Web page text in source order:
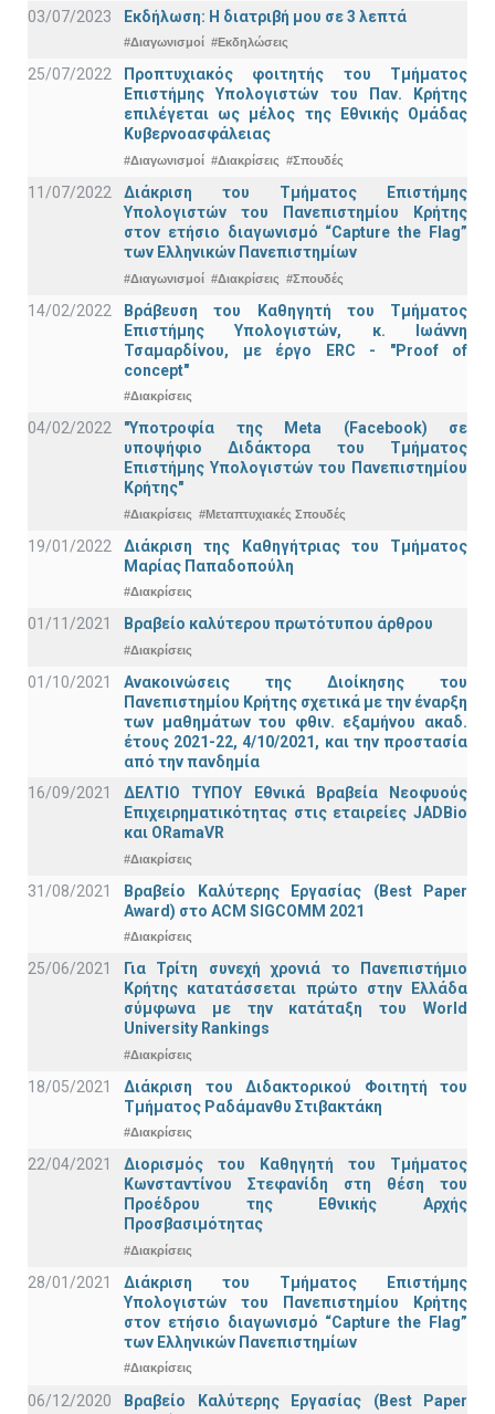
03/07/2023
Εκδήλωση: Η διατριβή μου σε 3 λεπτά
#Διαγωνισμοί #Εκδηλώσεις
25/07/2022
Προπτυχιακός φοιτητής του Τμήματος
Επιστήμης Υπολογιστών του Παν. Κρήτης
επιλέγεται ως μέλος της Εθνικής Ομάδας
Κυβερνοασφάλειας
#Διαγωνισμοί #Διακρίσεις #Σπουδές
11/07/2022
Διάκριση του Τμήματος Επιστήμης
Υπολογιστών του Πανεπιστημίου Κρήτης
στον ετήσιο διαγωνισμό “Capture the Flag”
των Ελληνικών Πανεπιστημίων
#Διαγωνισμοί #Διακρίσεις #Σπουδές
14/02/2022
Βράβευση του Καθηγητή του Τμήματος
Επιστήμης Υπολογιστών, κ. Ιωάννη
Τσαμαρδίνου, με έργο ERC - "Proof of
concept"
#Διακρίσεις
04/02/2022
"Υποτροφία της Meta (Facebook) σε
υποψήφιο Διδάκτορα του Τμήματος
Επιστήμης Υπολογιστών του Πανεπιστημίου
Κρήτης"
#Διακρίσεις #Μεταπτυχιακές Σπουδές
19/01/2022
Διάκριση της Καθηγήτριας του Τμήματος
Μαρίας Παπαδοπούλη
#Διακρίσεις
01/11/2021 Bραβείο καλύτερου πρωτότυπου άρθρου
#Διακρίσεις
01/10/2021
Ανακοινώσεις της Διοίκησης του
Πανεπιστημίου Κρήτης σχετικά με την έναρξη
των μαθημάτων του φθιν. εξαμήνου ακαδ.
έτους 2021-22, 4/10/2021, και την προστασία
από την πανδημία
16/09/2021
ΔΕΛΤΙΟ ΤΥΠΟΥ Εθνικά Βραβεία Νεοφυούς
Επιχειρηματικότητας στις εταιρείες JADBio
και ORamaVR
#Διακρίσεις
31/08/2021
Βραβείο Καλύτερης Εργασίας (Best Paper
Award) στο ACM SIGCOMM 2021
#Διακρίσεις
25/06/2021
Για Τρίτη συνεχή χρονιά το Πανεπιστήμιο
Κρήτης κατατάσσεται πρώτο στην Ελλάδα
σύμφωνα με την κατάταξη του World
University Rankings
#Διακρίσεις
18/05/2021
Διάκριση του Διδακτορικού Φοιτητή του
Τμήματος Ραδάμανθυ Στιβακτάκη
#Διακρίσεις
22/04/2021
Διορισμός του Καθηγητή του Τμήματος
Κωνσταντίνου Στεφανίδη στη θέση του
Προέδρου της Εθνικής Αρχής
Προσβασιμότητας
#Διακρίσεις
28/01/2021
Διάκριση του Τμήματος Επιστήμης
Υπολογιστών του Πανεπιστημίου Κρήτης
στον ετήσιο διαγωνισμό “Capture the Flag”
των Ελληνικών Πανεπιστημίων
#Διακρίσεις
06/12/2020
Βραβείο Καλύτερης Εργασίας (Best Paper